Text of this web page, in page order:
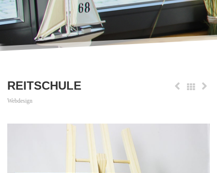
REITSCHULE
Webdesign